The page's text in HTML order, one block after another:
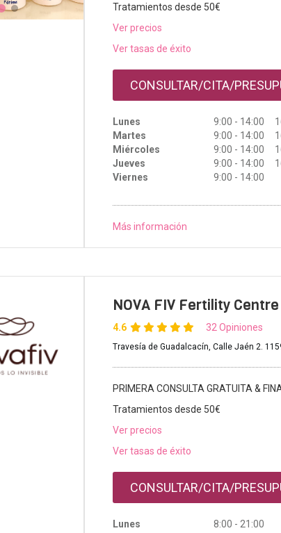
Tratamientos desde 50€
Ver precios
Ver tasas de éxito
CONSULTAR/CITA/
Lunes
9:00 - 14:00
Martes
9:00 - 14:00
Miércoles
9:00 - 14:00
Jueves
9:00 - 14:00
Viernes
9:00 - 14:00
Más información
NOVA FIV Fertility
4.6 32 Opiniones
Travesía de Guadalcacín, Calle Jaén 2.
PRIMERA CONSULTA GRATUITA &
Tratamientos desde 50€
Ver precios
Ver tasas de éxito
CONSULTAR/CITA/
Lunes
8:00 - 21:00